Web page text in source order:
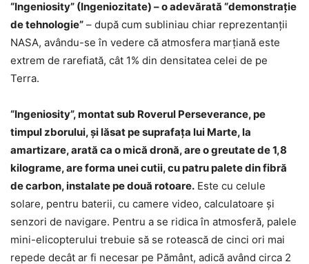
“Ingeniosity” (Ingeniozitate) – o adevărată “demonstraţie
de tehnologie” – după cum subliniau chiar reprezentanţii
NASA, avându-se în vedere că atmosfera marţiană este
extrem de rarefiată, cât 1% din densitatea celei de pe
Terra.
“Ingeniosity”, montat sub Roverul Perseverance, pe
timpul zborului, şi lăsat pe suprafaţa lui Marte, la
amartizare, arată ca o mică dronă, are o greutate de 1,8
kilograme, are forma unei cutii, cu patru palete din fibră
de carbon, instalate pe două rotoare. Este cu celule
solare, pentru baterii, cu camere video, calculatoare şi
senzori de navigare. Pentru a se ridica în atmosferă, palele
mini-elicopterului trebuie să se rotească de cinci ori mai
repede decât ar fi necesar pe Pământ, adică având circa 2